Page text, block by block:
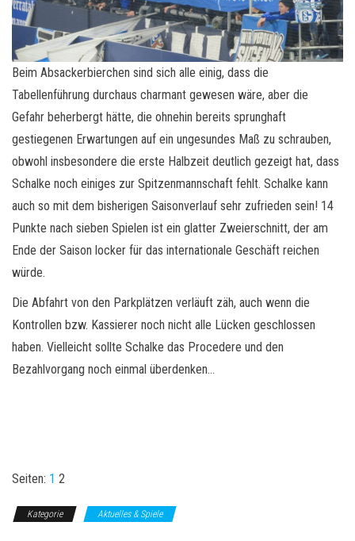
Beim Absackerbierchen sind sich alle einig, dass die
Tabellenführung durchaus charmant gewesen wäre, aber die
Gefahr beherbergt hätte, die ohnehin bereits sprunghaft
gestiegenen Erwartungen auf ein ungesundes Maß zu schrauben,
obwohl insbesondere die erste Halbzeit deutlich gezeigt hat, dass
Schalke noch einiges zur Spitzenmannschaft fehlt. Schalke kann
auch so mit dem bisherigen Saisonverlauf sehr zufrieden sein! 14
Punkte nach sieben Spielen ist ein glatter Zweierschnitt, der am
Ende der Saison locker für das internationale Geschäft reichen
würde.
Die Abfahrt von den Parkplätzen verläuft zäh, auch wenn die
Kontrollen bzw. Kassierer noch nicht alle Lücken geschlossen
haben. Vielleicht sollte Schalke das Procedere und den
Bezahlvorgang noch einmal überdenken…
Seiten: 1 2
Kategorie Aktuelles & Spiele